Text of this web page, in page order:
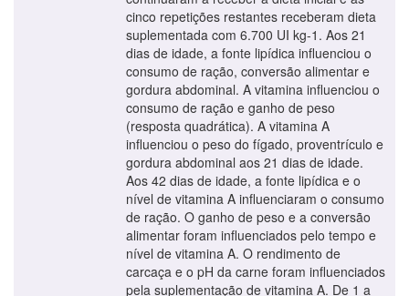
cinco repetições restantes receberam dieta
suplementada com 6.700 UI kg-1. Aos 21
dias de idade, a fonte lipídica influenciou o
consumo de ração, conversão alimentar e
gordura abdominal. A vitamina influenciou o
consumo de ração e ganho de peso
(resposta quadrática). A vitamina A
influenciou o peso do fígado, proventrículo e
gordura abdominal aos 21 dias de idade.
Aos 42 dias de idade, a fonte lipídica e o
nível de vitamina A influenciaram o consumo
de ração. O ganho de peso e a conversão
alimentar foram influenciados pelo tempo e
nível de vitamina A. O rendimento de
carcaça e o pH da carne foram influenciados
pela suplementação de vitamina A. De 1 a